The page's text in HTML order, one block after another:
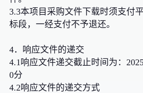
3.3本项目采购文件下载时须支付
标段，一经支付不予退还。
4．响应文件的递交
4.1响应文件递交截止时间为：
0分
4.2响应文件的递交方式